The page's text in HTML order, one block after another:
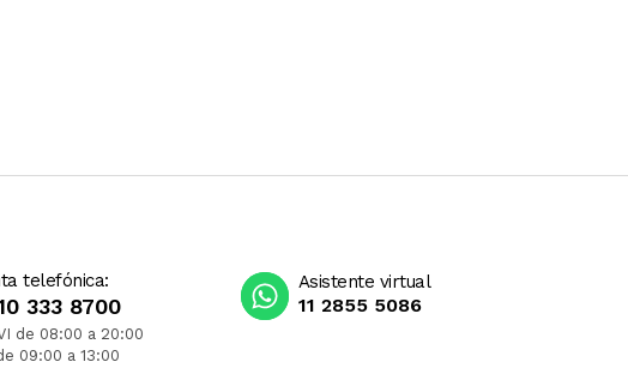
telefónica:
333 8700
de 08:00 a 20:00
09:00 a 13:00
Asistente virtual
11 2855 5086